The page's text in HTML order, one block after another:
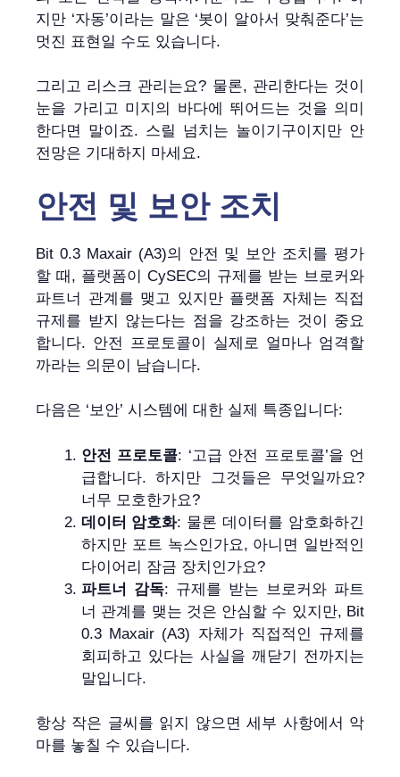
지만 ‘자동’이라는 말은 ‘봇이 알아서 맞춰준다’는
멋진 표현일 수도 있습니다.
그리고 리스크 관리는요? 물론, 관리한다는 것이
눈을 가리고 미지의 바다에 뛰어드는 것을 의미
한다면 말이죠. 스릴 넘치는 놀이기구이지만 안
전망은 기대하지 마세요.
안전 및 보안 조치
Bit 0.3 Maxair (A3)의 안전 및 보안 조치를 평가
할 때, 플랫폼이 CySEC의 규제를 받는 브로커와
파트너 관계를 맺고 있지만 플랫폼 자체는 직접
규제를 받지 않는다는 점을 강조하는 것이 중요
합니다. 안전 프로토콜이 실제로 얼마나 엄격할
까라는 의문이 남습니다.
다음은 ‘보안’ 시스템에 대한 실제 특종입니다:
안전 프로토콜: ‘고급 안전 프로토콜’을 언
급합니다. 하지만 그것들은 무엇일까요?
너무 모호한가요?
데이터 암호화: 물론 데이터를 암호화하긴
하지만 포트 녹스인가요, 아니면 일반적인
다이어리 잠금 장치인가요?
파트너 감독: 규제를 받는 브로커와 파트
너 관계를 맺는 것은 안심할 수 있지만, Bit
0.3 Maxair (A3) 자체가 직접적인 규제를
회피하고 있다는 사실을 깨닫기 전까지는
말입니다.
항상 작은 글씨를 읽지 않으면 세부 사항에서 악
마를 놓칠 수 있습니다.